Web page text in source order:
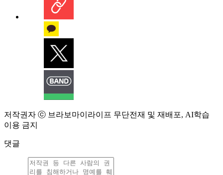
저작권자 ⓒ 브라보마이라이프 무단전재 및 재배포, AI학습
이용 금지
댓글